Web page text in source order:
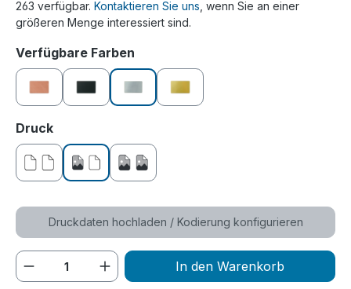
263 verfügbar. Kontaktieren Sie uns , wenn Sie an einer
größeren Menge interessiert sind.
Verfügbare Farben
roségoldschwarz silber gold
Druckauswählen
ohne Druckeinseitig bedrucktbeidseitig bedruckt
Druckdaten hochladen / Kodierung konfigurieren
Produkt Anzahl: Gib den gewünschten
In den Warenkorb